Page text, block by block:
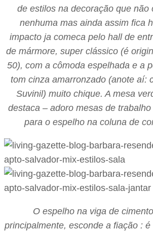
de estilos na decoração que não
nenhuma mas ainda assim fica
impacto ja comeca pelo hall de
de mármore, super clássico (é
50), com a cômoda espelhada e a
tom cinza amarronzado (anote aí:
Suvinil) muito chique. A mesa
destaca – adoro mesas de
para o espelho na coluna de
O espelho na viga de
principalmente, esconde a fiação :